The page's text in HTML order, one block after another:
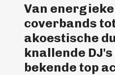
Van energieke
coverbands
akoestische
knallende
bekende top